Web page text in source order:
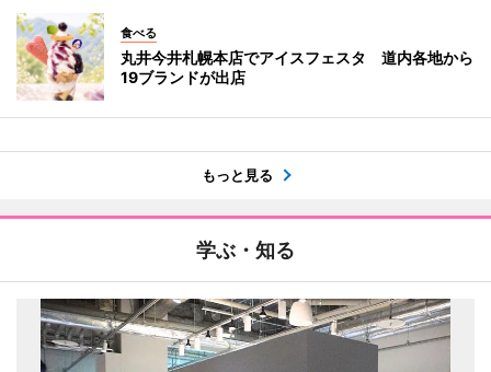
食べる
丸井今井札幌本店でアイスフェスタ 道内各地から
19ブランドが出店
もっと見る
学ぶ・知る